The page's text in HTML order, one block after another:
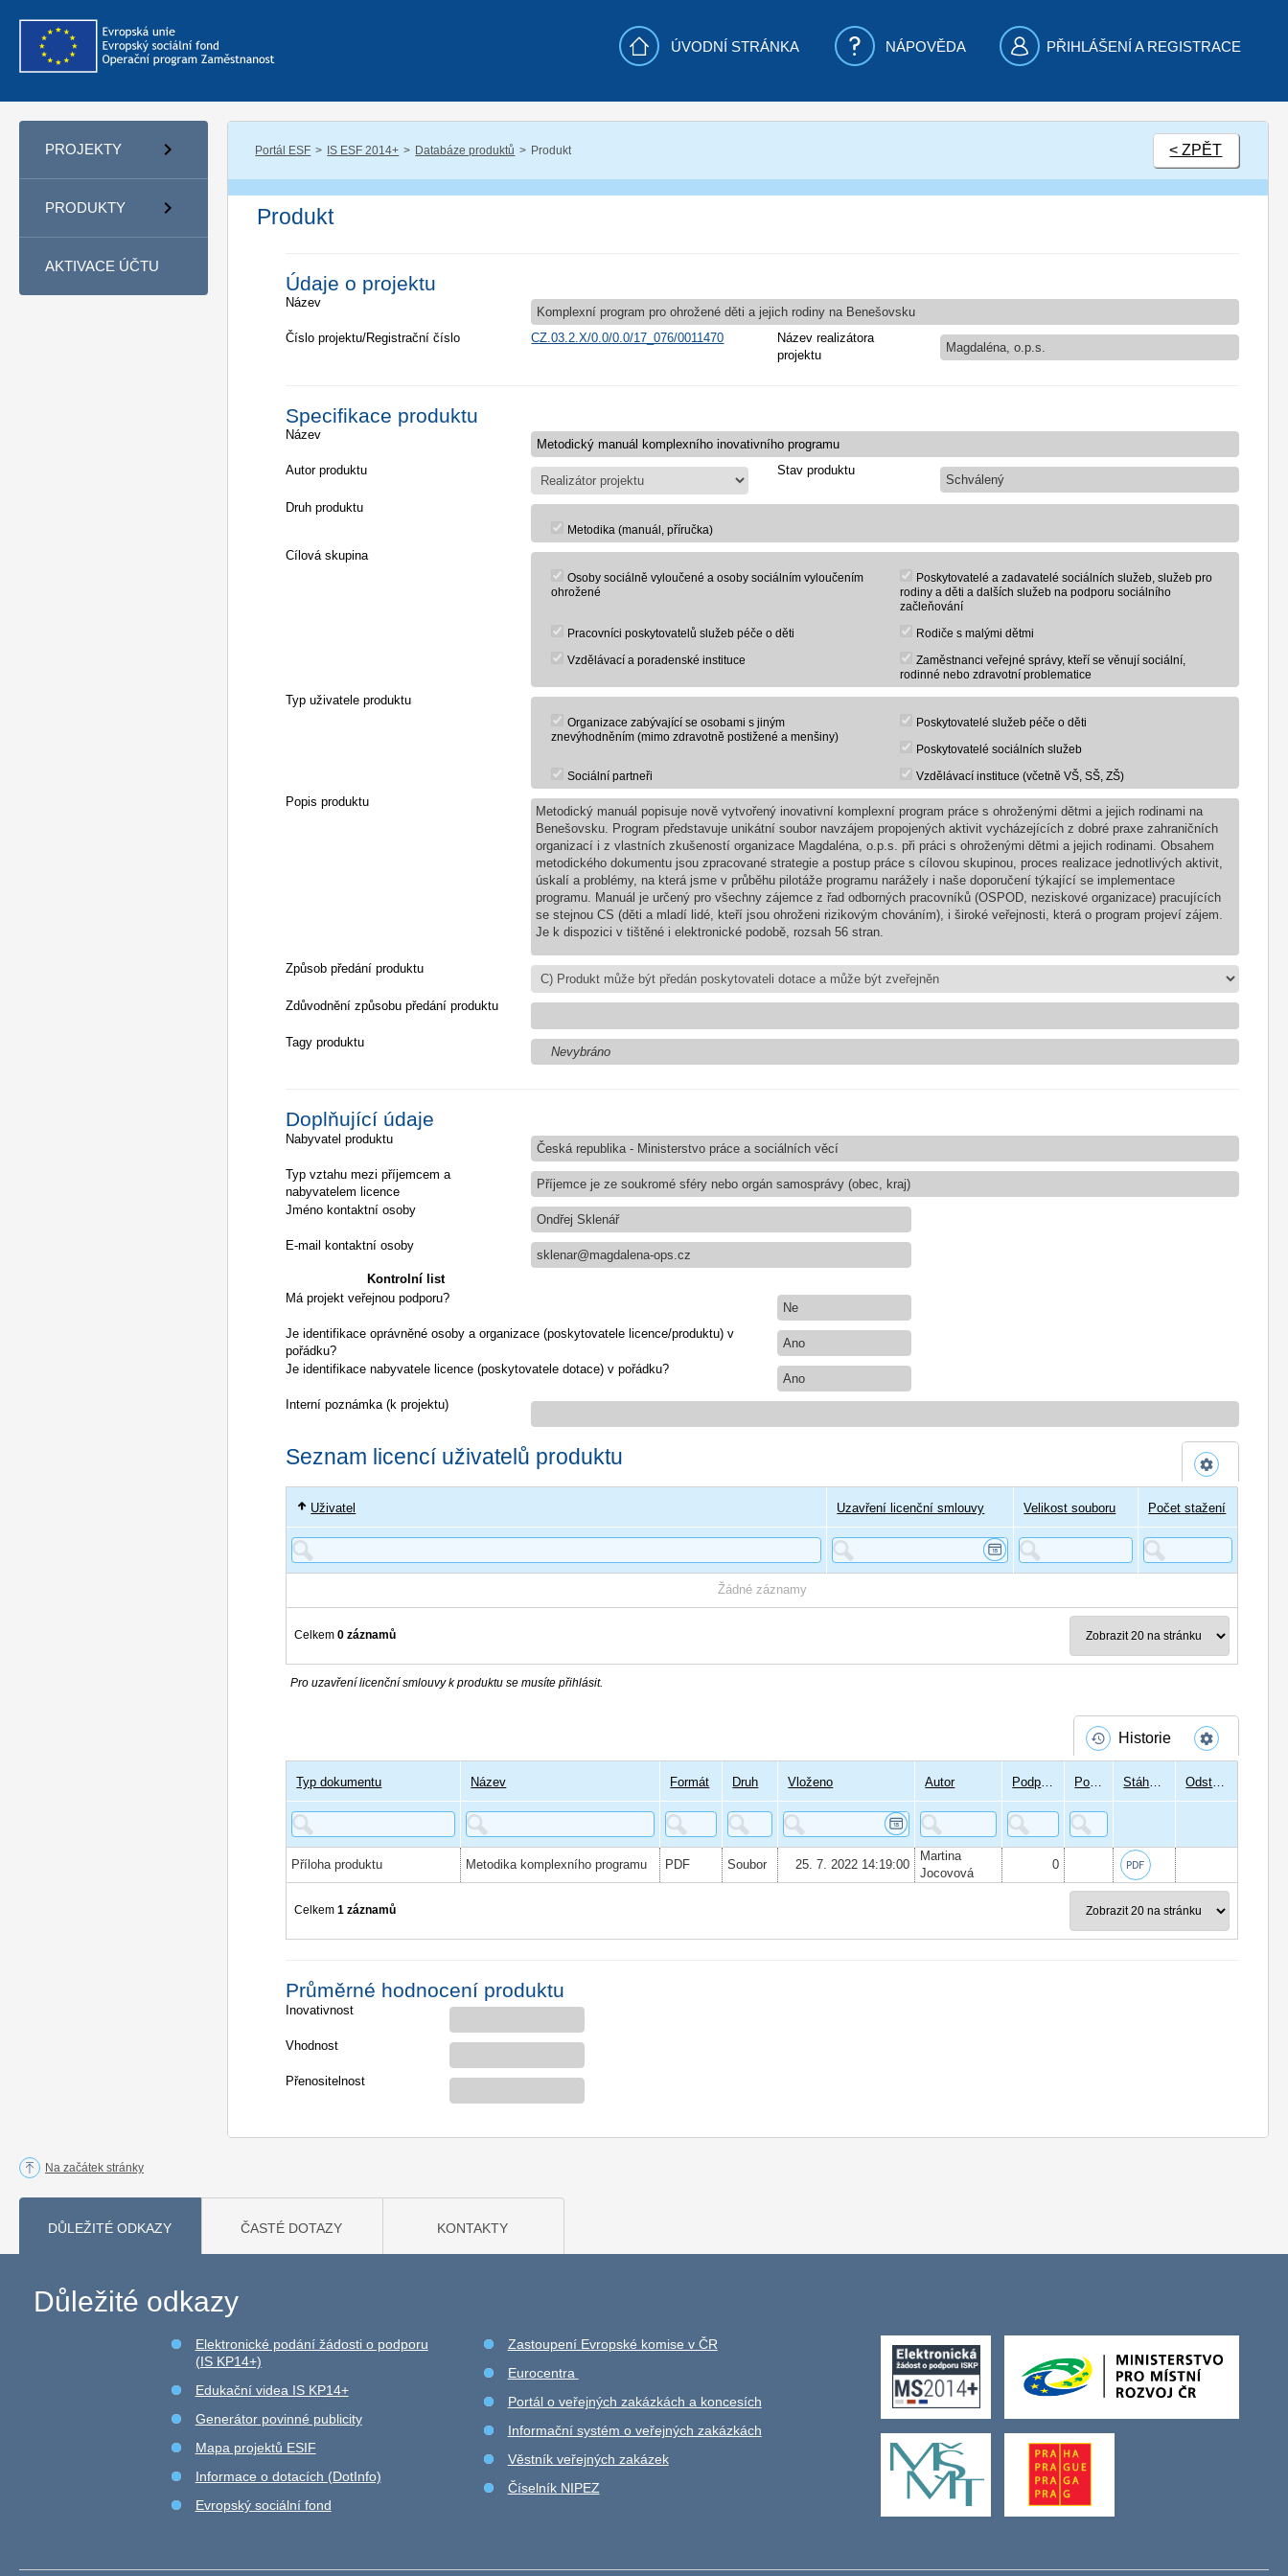
ÚVODNÍ STRÁNKA NÁPOVĚDA PŘIHLÁŠENÍ A REGISTRACE
PROJEKTY
PRODUKTY
AKTIVACE ÚČTU
Portál ESF IS ESF 2014+ Databáze produktů Produkt < ZPĚT
Produkt
Údaje o projektu
Název
Komplexní program pro ohrožené děti a jejich rodiny na Benešovsku
Číslo projektu/Registrační číslo
CZ.03.2.X/0.0/0.0/17_076/0011470
Název realizátora
projektu
Magdaléna, o.p.s.
Specifikace produktu
Název
Autor produktu Stav produktu
Schválený
Druh produktu
Metodika (manuál, příručka)
Cílová skupina
Osoby sociálně vyloučené a osoby sociálním vyloučením
ohrožené
Poskytovatelé a zadavatelé sociálních služeb, služeb pro
rodiny a děti a dalších služeb na podporu sociálního
začleňování
Pracovníci poskytovatelů služeb péče o děti
Rodiče s malými dětmi
Vzdělávací a poradenské instituce
Zaměstnanci veřejné správy, kteří se věnují sociální,
rodinné nebo zdravotní problematice
Typ uživatele produktu
Organizace zabývající se osobami s jiným
znevýhodněním (mimo zdravotně postižené a menšiny)
Poskytovatelé služeb péče o děti
Poskytovatelé sociálních služeb
Sociální partneři
Vzdělávací instituce (včetně VŠ, SŠ, ZŠ)
Popis produktu
Metodický manuál popisuje nově vytvořený inovativní komplexní program práce s ohroženými dětmi a jejich rodinami na
Benešovsku. Program představuje unikátní soubor navzájem propojených aktivit vycházejících z dobré praxe zahraničních
organizací i z vlastních zkušeností organizace Magdaléna, o.p.s. při práci s ohroženými dětmi a jejich rodinami. Obsahem
metodického dokumentu jsou zpracované strategie a postup práce s cílovou skupinou, proces realizace jednotlivých aktivit,
úskalí a problémy, na která jsme v průběhu pilotáže programu narážely i naše doporučení týkající se implementace
programu. Manuál je určený pro všechny zájemce z řad odborných pracovníků (OSPOD, neziskové organizace) pracujících
se stejnou CS (děti a mladí lidé, kteří jsou ohroženi rizikovým chováním), i široké veřejnosti, která o program projeví zájem.
Je k dispozici v tištěné i elektronické podobě, rozsah 56 stran.
Způsob předání produktu
Zdůvodnění způsobu předání produktu
Tagy produktu
Nevybráno
Doplňující údaje
Nabyvatel produktu
Česká republika - Ministerstvo práce a sociálních věcí
Typ vztahu mezi příjemcem a
nabyvatelem licence
Příjemce je ze soukromé sféry nebo orgán samosprávy (obec, kraj)
Jméno kontaktní osoby
Ondřej Sklenář
E-mail kontaktní osoby
sklenar@magdalena-ops.cz
Kontrolní list
Má projekt veřejnou podporu?
Ne
Je identifikace oprávněné osoby a organizace (poskytovatele licence/produktu) v
pořádku?
Ano
Je identifikace nabyvatele licence (poskytovatele dotace) v pořádku?
Ano
Interní poznámka (k projektu)
Seznam licencí uživatelů produktu
Uživatel Uzavření licenční smlouvy Velikost souboru Počet stažení
Žádné záznamy
Celkem 0 záznamů
Pro uzavření licenční smlouvy k produktu se musíte přihlásit.
Historie
Typ dokumentu Název Formát Druh Vloženo Autor Podpisů Podepsal Stáhnout Odstranit
Příloha produktu Metodika komplexního programu PDF Soubor 25. 7. 2022 14:19:00
Martina
Jocovová
0
Celkem 1 záznamů
Průměrné hodnocení produktu
Inovativnost
Vhodnost
Přenositelnost
Na začátek stránky
DŮLEŽITÉ ODKAZY ČASTÉ DOTAZY KONTAKTY
Důležité odkazy
Elektronické podání žádosti o podporu
(IS KP14+)
Edukační videa IS KP14+
Generátor povinné publicity
Mapa projektů ESIF
Informace o dotacích (DotInfo)
Evropský sociální fond
Zastoupení Evropské komise v ČR
Eurocentra
Portál o veřejných zakázkách a koncesích
Informační systém o veřejných zakázkách
Věstník veřejných zakázek
Číselník NIPEZ